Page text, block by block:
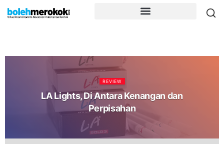
REVIEW
LA Lights, Di Antara Kenangan dan
Perpisahan